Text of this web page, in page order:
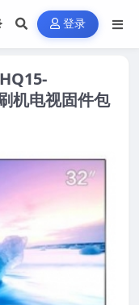
登录
机电视固件包